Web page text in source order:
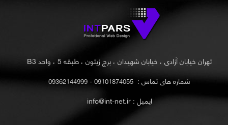
تهران خیابان آزادی ، خیابان شهیدان ، برج زیتون ، طبقه 5 ، واحد B3
شماره های تماس :
ایمیل : info@int-net.ir